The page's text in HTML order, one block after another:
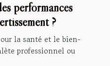
performances
?
la santé et le bien-
professionnel ou